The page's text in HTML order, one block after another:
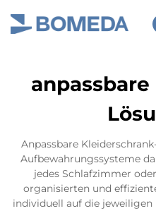
Anpassbare
Aufbewahrungssysteme
jedes Schlafzimmer
organisierten und
individuell auf die